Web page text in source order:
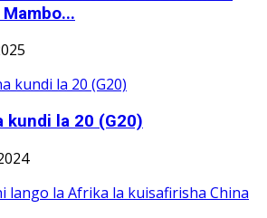
kundi la 20 (G20)